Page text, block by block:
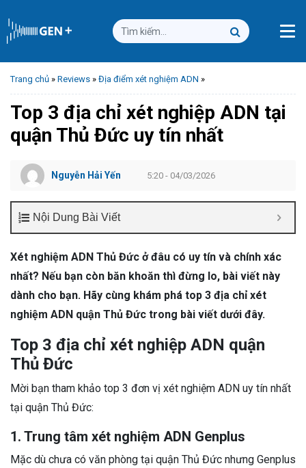
Trang chủ » Reviews » Địa điểm xét nghiệm ADN »
Top 3 địa chỉ xét nghiệp ADN tại
quận Thủ Đức uy tín nhất
Nguyễn Hải Yến 5:20 - 04/03/2026
Nội Dung Bài Viết
Xét nghiệm ADN Thủ Đức ở đâu có uy tín và chính xác
nhất? Nếu bạn còn băn khoăn thì đừng lo, bài viết này
dành cho bạn. Hãy cùng khám phá top 3 địa chỉ xét
nghiệm ADN quận Thủ Đức trong bài viết dưới đây.
Top 3 địa chỉ xét nghiệp ADN quận
Thủ Đức
Mời bạn tham khảo top 3 đơn vị xét nghiệm ADN uy tín nhất
tại quận Thủ Đức:
1. Trung tâm xét nghiệm ADN Genplus
Mặc dù chưa có văn phòng tại quận Thủ Đức nhưng Genplus